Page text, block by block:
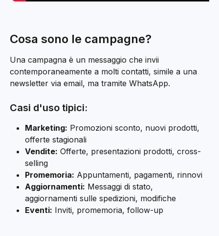
Cosa sono le campagne?
Una campagna è un messaggio che invii
contemporaneamente a molti contatti, simile a una
newsletter via email, ma tramite WhatsApp.
Casi d'uso tipici:
Marketing: Promozioni sconto, nuovi prodotti,
offerte stagionali
Vendite: Offerte, presentazioni prodotti, cross-
selling
Promemoria: Appuntamenti, pagamenti, rinnovi
Aggiornamenti: Messaggi di stato,
aggiornamenti sulle spedizioni, modifiche
Eventi: Inviti, promemoria, follow-up